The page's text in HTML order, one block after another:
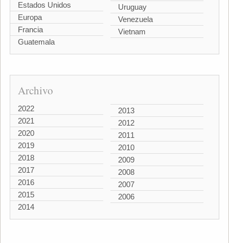
Estados Unidos
Europa
Francia
Guatemala
Uruguay
Venezuela
Vietnam
Archivo
2022
2021
2020
2019
2018
2017
2016
2015
2014
2013
2012
2011
2010
2009
2008
2007
2006